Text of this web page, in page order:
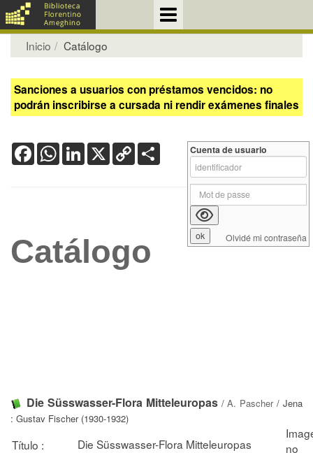
Inicio Catálogo
Sanciones a usuarios con préstamos vencidos: no
podrán inscribirse a cursada ni rendir exámenes finales
FacebookWhatsApp
LinkedIn
X Copy
Link
Catálogo
Die Süsswasser-Flora Mitteleuropas/A. Pascher/ Jena
: Gustav Fischer (1930-1932)
Título :
Die Süsswasser-Flora Mitteleuropas
Cuenta de usuario
Olvidé mi contraseña